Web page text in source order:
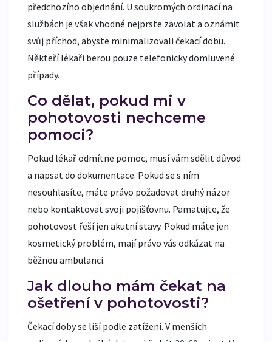
předchozího objednání. U soukromých ordinací na
službách je však vhodné nejprste zavolat a oznámit
svůj příchod, abyste minimalizovali čekací dobu.
Někteří lékaři berou pouze telefonicky domluvené
případy.
Co dělat, pokud mi v
pohotovosti nechceme
pomoci?
Pokud lékař odmítne pomoc, musí vám sdělit důvod
a napsat do dokumentace. Pokud se s ním
nesouhlasíte, máte právo požadovat druhý názor
nebo kontaktovat svoji pojišťovnu. Pamatujte, že
pohotovost řeší jen akutní stavy. Pokud máte jen
kosmetický problém, mají právo vás odkázat na
běžnou ambulanci.
Jak dlouho mám čekat na
ošetření v pohotovosti?
Čekací doby se liší podle zatížení. V menších